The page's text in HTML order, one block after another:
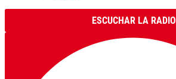
ESCUCHAR LA RADIO